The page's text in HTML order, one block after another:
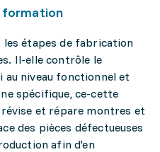
formation
étapes de fabrication
Il-elle contrôle le
niveau fonctionnel et
spécifique, ce-cette
et répare montres et
des pièces défectueuses
afin d'en